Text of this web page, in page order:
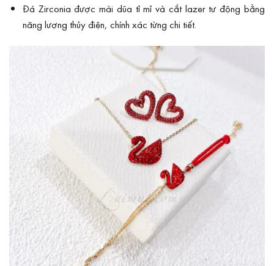
Đá Zirconia được mài dũa tỉ mỉ và cắt lazer tư động bằng
năng lượng thủy điện, chính xác từng chi tiết.